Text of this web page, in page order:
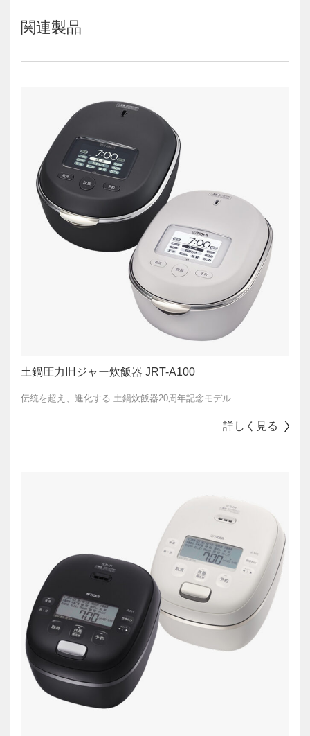
関連製品
土鍋圧力IHジャー炊飯器 JRT-A100
伝統を超え、進化する 土鍋炊飯器20周年記念モデル
詳しく見る